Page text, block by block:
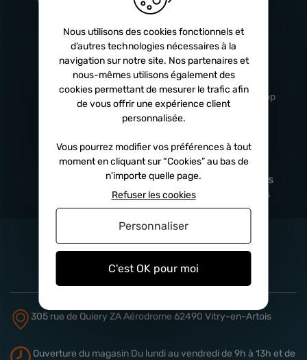
Livraison
rapide
Sous 24h à 48h
Service client
professionnel
De 8h à 17h Non-stop
Satisfait
remboursé
Paiement en
x3 fois
Sécurisé, sans frais
305 rue de Quiery ZA Aérodrome 62490 Vitry-en-Artois
Ouverture du magasinDu lundi au vendredi de 9h à 13h et de
Nous utilisons des cookies fonctionnels et
d’autres technologies nécessaires à la
navigation sur notre site. Nos partenaires et
nous-mêmes utilisons également des
cookies permettant de mesurer le trafic afin
de vous offrir une expérience client
personnalisée.
Vous pourrez modifier vos préférences à tout
moment en cliquant sur “Cookies” au bas de
n'importe quelle page.
C'est OK pour moi
Refuser les cookies
Personnaliser